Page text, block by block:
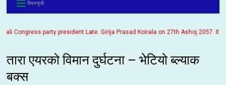
विषयसूची
party president Late. Girija Prasad Koirala on 27th Ashoj 2057. It
तारा एयरको विमान दुर्घटना – भेटियो ब्ल्याक
बक्स